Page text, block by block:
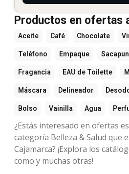
Productos en ofertas
Aceite Café Chocolate
Teléfono Empaque
Fragancia EAU de Toilette
Máscara Delineador
Bolso Vainilla Agua
¿Estás interesado en ofertas
categoría Belleza & Salud que
Cajamarca? ¡Explora los
como y muchas otras!